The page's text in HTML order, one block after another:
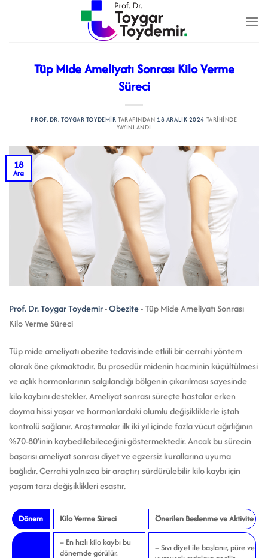
Tüp Mide Ameliyatı Sonrası Kilo Verme
Süreci
PROF. DR. TOYGAR TOYDEMIR TARAFINDAN 18 ARALIK 2024 TARIHINDE
YAYINLANDI
18
Ara
Prof. Dr. Toygar Toydemir-Obezite-Tüp Mide Ameliyatı Sonrası
Kilo Verme Süreci
Tüp mide ameliyatı obezite tedavisinde etkili bir cerrahi yöntem
olarak öne çıkmaktadır. Bu prosedür midenin hacminin küçültülmesi
ve açlık hormonlarının salgılandığı bölgenin çıkarılması sayesinde
kilo kaybını destekler. Ameliyat sonrası süreçte hastalar erken
doyma hissi yaşar ve hormonlardaki olumlu değişikliklerle iştah
kontrolü sağlanır. Araştırmalar ilk iki yıl içinde fazla vücut ağırlığının
%70-80’inin kaybedilebileceğini göstermektedir. Ancak bu sürecin
başarısı ameliyat sonrası diyet ve egzersiz kurallarına uyuma
bağlıdır. Cerrahi yalnızca bir araçtır; sürdürülebilir kilo kaybı için
yaşam tarzı değişiklikleri esastır.
Dönem Kilo Verme Süreci Önerilen Beslenme ve Aktivite
– En hızlı kilo kaybı bu
dönemde görülür.
– Sıvı diyet ile başlanır, püre ve